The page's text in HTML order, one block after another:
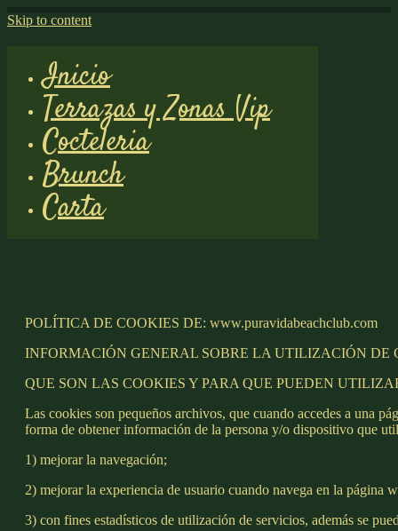
Skip to content
Inicio
Terrazas y Zonas Vip
Cocteleria
Brunch
Carta
POLÍTICA DE COOKIES DE: www.puravidabeachclub.com
INFORMACIÓN GENERAL SOBRE LA UTILIZACIÓN DE
QUE SON LAS COOKIES Y PARA QUE PUEDEN
Las cookies son pequeños archivos, que cuando accedes a una
forma de obtener información de la persona y/o dispositivo que
1) mejorar la navegación;
2) mejorar la experiencia de usuario cuando navega en la página
3) con fines estadísticos de utilización de servicios, además se